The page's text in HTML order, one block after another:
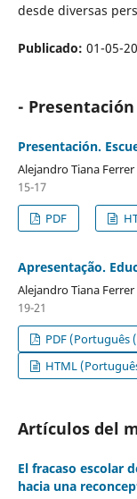
desde diversas
Publicado: 01-05-
- Presentación
Presentación.
Alejandro Tiana Ferrer
15-17
PDF
Apresentação.
Alejandro Tiana Ferrer
19-21
PDF (Português
HTML
Artículos del
El fracaso escolar
hacia una